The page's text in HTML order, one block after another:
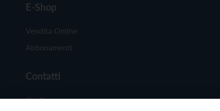
E-Shop
Vendita Online
Abbonamenti
Contatti
Chi Siamo